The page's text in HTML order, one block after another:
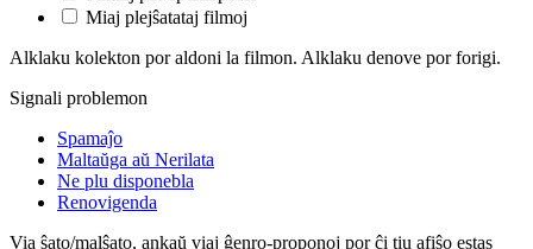
Miaj plejŝatataj filmoj
Alklaku kolekton por aldoni la filmon. Alklaku denove por forigi.
Signali problemon
Spamaĵo
Maltaŭga aŭ Nerilata
Ne plu disponebla
Renovigenda
Via ŝato/malŝato, ankaŭ viaj ĝenro-proponoj por ĉi tiu afiŝo estas